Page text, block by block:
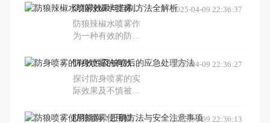
棒、电击棍及女用
口红电击棍等防身
工具的特点与优
外活动中更好地保
素包括人体电阻、
电压、功率、电击
部位及时间，并强
调高压电棒设计初
常不会致命。
防狼辣椒水喷雾效果与自制方法全解析
防狼辣椒水喷雾作
为一种有效的防身
情况下帮助使用者
暂时使攻击者失去
行动能力。本文详
细介绍了防狼喷雾
效果以及自制方
2025-04-09 22:36:37
防身喷雾的有效性及被喷后的应急处理方法
探讨防身喷雾的实
际效果及不慎被喷
法，包括使用酒
2025-04-09 22:36:27
防狼喷雾使用指南：正确方法与安全注意事项
2025-04-09 22:36:13